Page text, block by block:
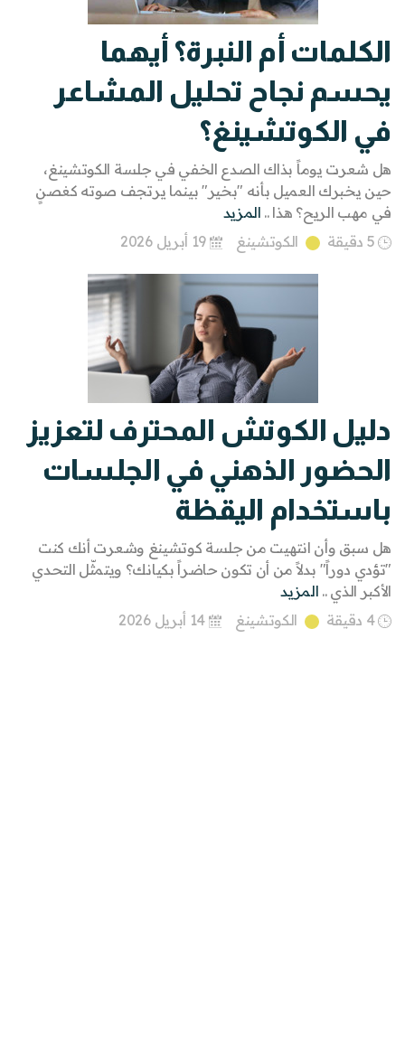
الكلمات أم النبرة؟ أيهما
يحسم نجاح تحليل المشاعر
في الكوتشينغ؟
هل شعرت يوماً بذاك الصدع الخفي في جلسة الكوتشينغ،
حين يخبرك العميل بأنه "بخير" بينما يرتجف صوته كغصنٍ
في مهب الريح؟ هذا .. المزيد
5 دقيقة
الكوتشينغ 19 أبريل 2026
دليل الكوتش المحترف لتعزيز
الحضور الذهني في الجلسات
باستخدام اليقظة
هل سبق وأن انتهيت من جلسة كوتشينغ وشعرت أنك كنت
"تؤدي دوراً" بدلاً من أن تكون حاضراً بكيانك؟ ويتمثّل التحدي
الأكبر الذي .. المزيد
4 دقيقة
الكوتشينغ 14 أبريل 2026